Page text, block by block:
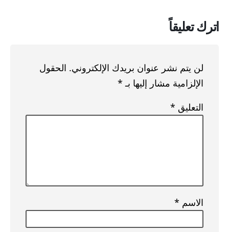
اترك تعليقاً
لن يتم نشر عنوان بريدك الإلكتروني. الحقول
الإلزامية مشار إليها بـ *
التعليق *
الاسم *